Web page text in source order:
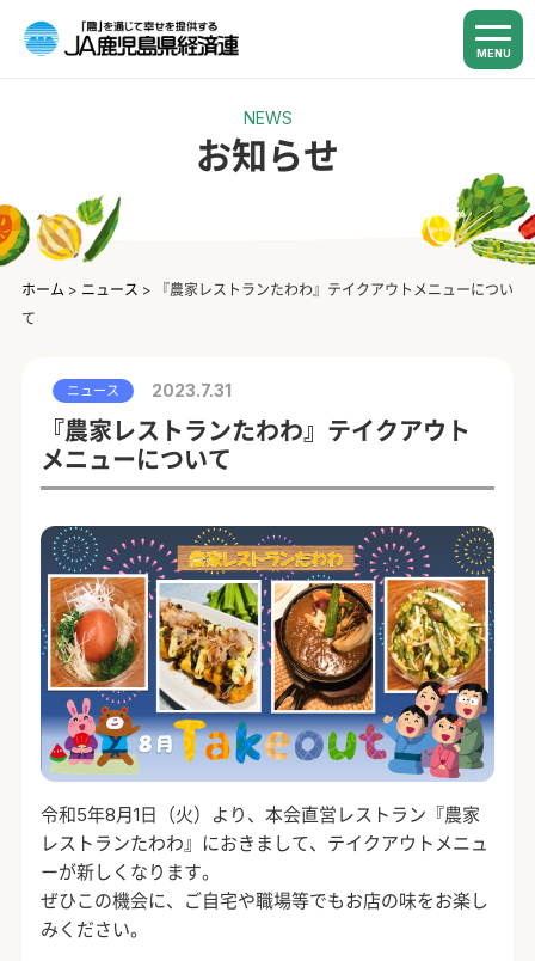
MENU
NEWS
お知らせ
ホーム > ニュース >
『農家レストランたわわ』テイクアウトメニューについ
て
ニュース 2023.7.31
『農家レストランたわわ』テイクアウト
メニューについて
令和5年8月1日（火）より、本会直営レストラン『農家
レストランたわわ』におきまして、テイクアウトメニュ
ーが新しくなります。
ぜひこの機会に、ご自宅や職場等でもお店の味をお楽し
みください。